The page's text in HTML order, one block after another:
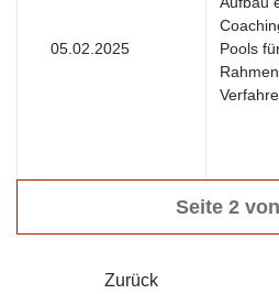
05.02.2025
Pools
Seite 2
Zurück